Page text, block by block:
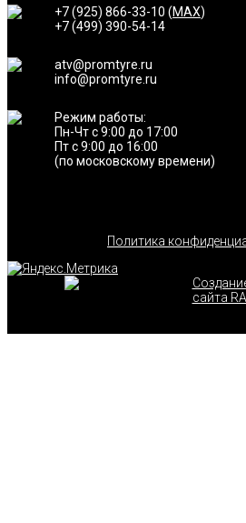
+7 (925) 866-33-10 (MAX)
+7 (499) 390-54-14
atv@promtyre.ru
info@promtyre.ru
Режим работы:
Пн-Чт с 9:00 до 17:00
Пт с 9:00 до 16:00
(по московскому времени)
Политика
сайта